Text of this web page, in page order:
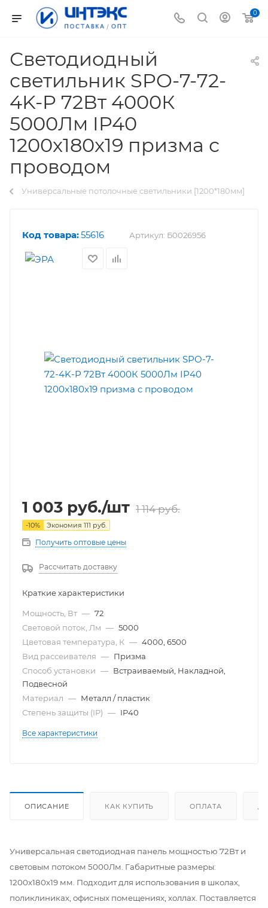
0
Светодиодный
светильник SPO-7-72-
4K-P 72Вт 4000К
5000Лм IP40
1200x180x19 призма с
проводом
Универсальные потолочные светильники [1200*180мм]
Код товара:55616 Артикул: Б0026956
1 003 руб./шт 1 114руб.
-10% Экономия 111 руб.
Получить оптовые цены
Рассчитать доставку
Краткие характеристики
Мощность, Вт — 72
Световой поток, Лм — 5000
Цветовая температура, К — 4000, 6500
Вид рассеивателя — Призма
Способ установки — Встраиваемый, Накладной,
Подвесной
Материал — Металл / пластик
Степень защиты (IP) — IP40
Все характеристики
ОПИСАНИЕ КАК КУПИТЬ ОПЛАТА
Универсальная светодиодная панель мощностью 72Вт и
световым потоком 5000Лм. Габаритные размеры:
1200х180х19 мм. Подходит для использования в школах,
поликлиниках, офисных помещениях, холлах. Поставляется